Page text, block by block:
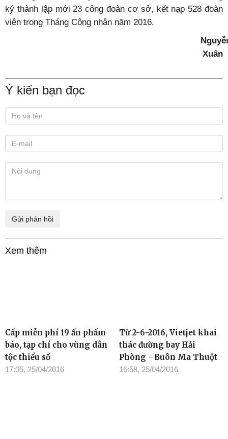
ký thành lập mới 23 công đoàn cơ sở, kết nạp 528 đoàn
viên trong Tháng Công nhân năm 2016.
Xuân
Ý kiến bạn đọc
Xem thêm
Cấp miễn phí 19 ấn phẩm
báo, tạp chí cho vùng dân
tộc thiểu số
17:05, 25/04/2016
Từ 2-6-2016, Vietjet khai
thác đường bay Hải
Phòng - Buôn Ma Thuột
16:58, 25/04/2016